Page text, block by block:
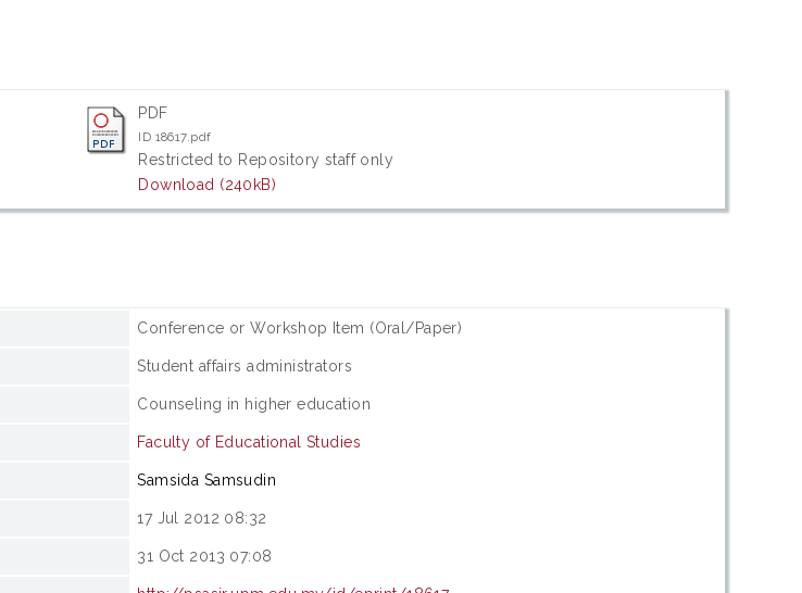
PDF
ID 18617.pdf
Restricted to Repository staff only
Download (240kB)
Conference or Workshop Item (Oral/Paper)
Student affairs administrators
Counseling in higher education
Faculty of Educational Studies
Samsida Samsudin
17 Jul 2012 08:32
31 Oct 2013 07:08